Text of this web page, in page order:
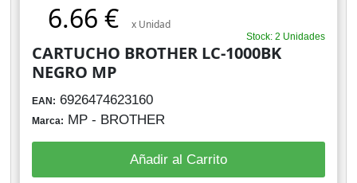
6.66 € x Unidad
Stock: 2 Unidades
CARTUCHO BROTHER LC-1000BK
NEGRO MP
EAN: 6926474623160
Marca: MP - BROTHER
Añadir al Carrito